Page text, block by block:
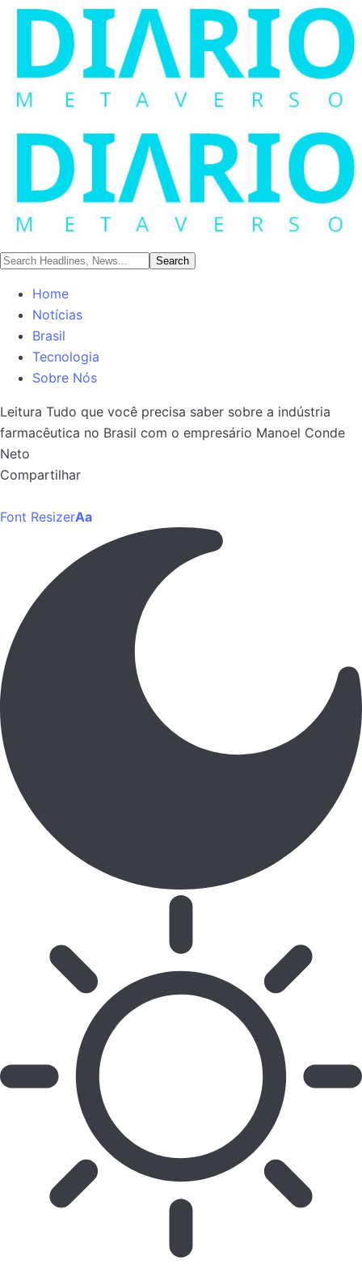
Home
Notícias
Brasil
Tecnologia
Sobre Nós
Leitura Tudo que você precisa saber sobre a indústria
farmacêutica no Brasil com o empresário Manoel Conde
Neto
Compartilhar
Font ResizerAa